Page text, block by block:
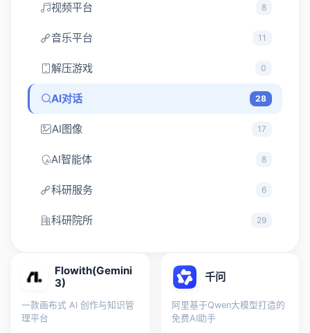
Flowith(Gemini
3)
一款画布式 AI 创作与知识管
理平台
千问
阿里基于Qwen大模型打造的
免费AI助手
视频平台 8
音乐平台 11
解压游戏 0
AI对话 28
AI图像 17
AI智能体 8
科研服务 6
科研院所 29